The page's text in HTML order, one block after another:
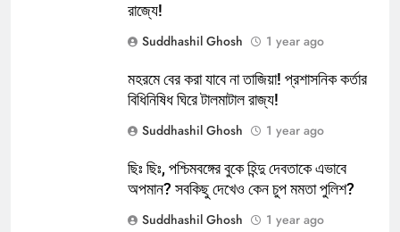
রাজ্যে!
Suddhashil Ghosh
1 year ago
মহরমে বের করা যাবে না তাজিয়া! প্রশাসনিক কর্তার
বিধিনিষিধ ঘিরে টালমাটাল রাজ্য!
Suddhashil Ghosh
1 year ago
ছিঃ ছিঃ, পশ্চিমবঙ্গের বুকে হিন্দু দেবতাকে এভাবে
অপমান? সবকিছু দেখেও কেন চুপ মমতা পুলিশ?
Suddhashil Ghosh
1 year ago